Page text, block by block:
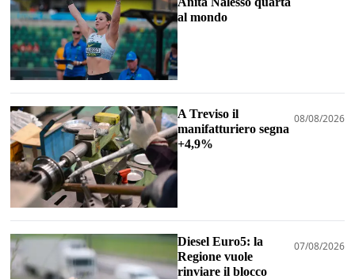
al mondo
A Treviso il
manifatturiero segna
+4,9%
08/08/2026
Diesel Euro5: la
Regione vuole
rinviare il blocco
07/08/2026